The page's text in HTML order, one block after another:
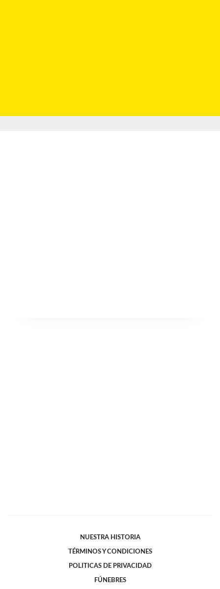
NUESTRA HISTORIA
TÉRMINOS Y CONDICIONES
POLITICAS DE PRIVACIDAD
FÚNEBRES